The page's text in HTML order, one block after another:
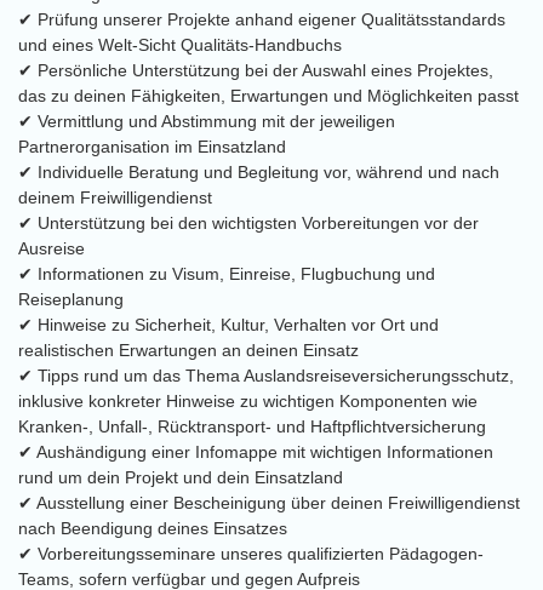
✔ Prüfung unserer Projekte anhand eigener Qualitätsstandards
und eines Welt-Sicht Qualitäts-Handbuchs
✔ Persönliche Unterstützung bei der Auswahl eines Projektes,
das zu deinen Fähigkeiten, Erwartungen und Möglichkeiten passt
✔ Vermittlung und Abstimmung mit der jeweiligen
Partnerorganisation im Einsatzland
✔ Individuelle Beratung und Begleitung vor, während und nach
deinem Freiwilligendienst
✔ Unterstützung bei den wichtigsten Vorbereitungen vor der
Ausreise
✔ Informationen zu Visum, Einreise, Flugbuchung und
Reiseplanung
✔ Hinweise zu Sicherheit, Kultur, Verhalten vor Ort und
realistischen Erwartungen an deinen Einsatz
✔ Tipps rund um das Thema Auslandsreiseversicherungsschutz,
inklusive konkreter Hinweise zu wichtigen Komponenten wie
Kranken-, Unfall-, Rücktransport- und Haftpflichtversicherung
✔ Aushändigung einer Infomappe mit wichtigen Informationen
rund um dein Projekt und dein Einsatzland
✔ Ausstellung einer Bescheinigung über deinen Freiwilligendienst
nach Beendigung deines Einsatzes
✔ Vorbereitungsseminare unseres qualifizierten Pädagogen-
Teams, sofern verfügbar und gegen Aufpreis